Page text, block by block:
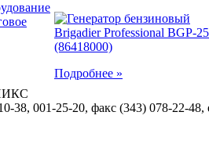
Подробнее »
38, 001-25-20, факс (343) 078-22-